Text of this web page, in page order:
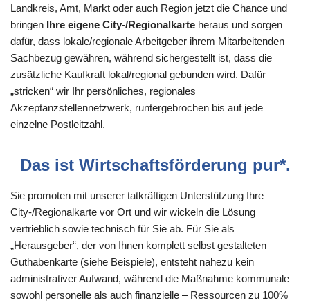
Landkreis, Amt, Markt oder auch Region jetzt die Chance und
bringen Ihre eigene City-/Regionalkarte heraus und sorgen
dafür, dass lokale/regionale Arbeitgeber ihrem Mitarbeitenden
Sachbezug gewähren, während sichergestellt ist, dass die
zusätzliche Kaufkraft lokal/regional gebunden wird. Dafür
„stricken“ wir Ihr persönliches, regionales
Akzeptanzstellennetzwerk, runtergebrochen bis auf jede
einzelne Postleitzahl.
Das ist Wirtschaftsförderung pur*.
Sie promoten mit unserer tatkräftigen Unterstützung Ihre
City-/Regionalkarte vor Ort und wir wickeln die Lösung
vertrieblich sowie technisch für Sie ab. Für Sie als
„Herausgeber“, der von Ihnen komplett selbst gestalteten
Guthabenkarte (siehe Beispiele), entsteht nahezu kein
administrativer Aufwand, während die Maßnahme kommunale –
sowohl personelle als auch finanzielle – Ressourcen zu 100%